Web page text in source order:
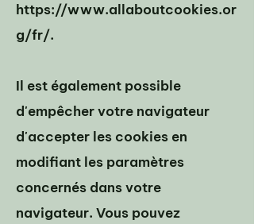
https://www.allaboutcookies.or
g/fr/.
Il est également possible
d'empêcher votre navigateur
d'accepter les cookies en
modifiant les paramètres
concernés dans votre
navigateur. Vous pouvez